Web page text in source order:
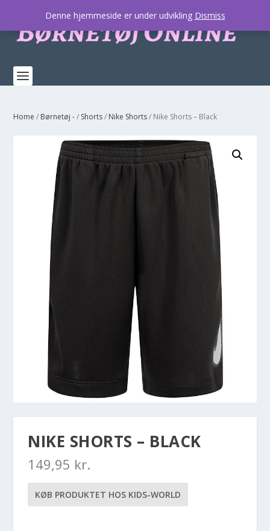
Home / Børnetøj -/ Shorts/ Nike Shorts/ Nike Shorts – Black
NIKE SHORTS – BLACK
149,95 kr.
KØB PRODUKTET HOS KIDS-WORLD
Denne hjemmeside er under udvikling Dismiss